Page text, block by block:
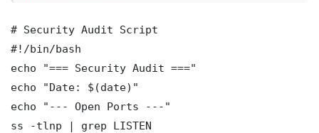
# Security Audit Script
#!/bin/bash
echo "=== Security Audit ==="
echo "Date: $(date)"
echo "--- Open Ports ---"
ss -tlnp | grep LISTEN